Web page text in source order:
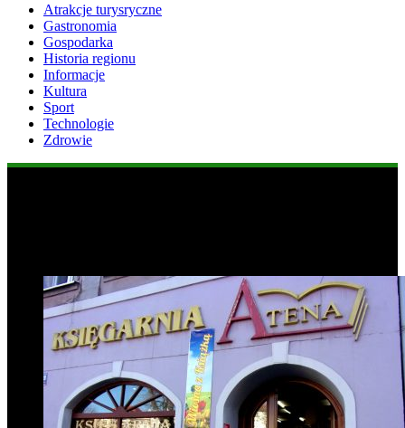
Atrakcje turysryczne
Gastronomia
Gospodarka
Historia regionu
Informacje
Kultura
Sport
Technologie
Zdrowie